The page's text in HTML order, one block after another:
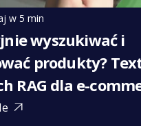
w 5 min
wyszukiwać i
produkty?
RAG dla e-
